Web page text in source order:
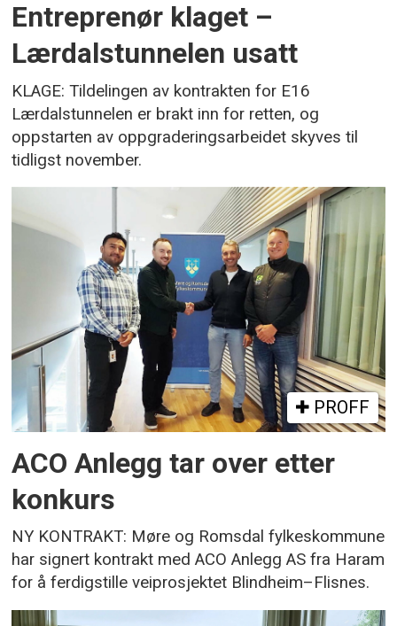
Entreprenør klaget –
Lærdalstunnelen usatt
KLAGE: Tildelingen av kontrakten for E16
Lærdalstunnelen er brakt inn for retten, og
oppstarten av oppgraderingsarbeidet skyves til
tidligst november.
PROFF
ACO Anlegg tar over etter
konkurs
NY KONTRAKT: Møre og Romsdal fylkeskommune
har signert kontrakt med ACO Anlegg AS fra Haram
for å ferdigstille veiprosjektet Blindheim–Flisnes.